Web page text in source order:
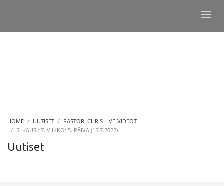
HOME UUTISET
PASTORI CHRIS LIVE-VIDEOT
5. KAUSI: 7. VIIKKO: 5. PÄIVÄ (15.7.2022)
Uutiset